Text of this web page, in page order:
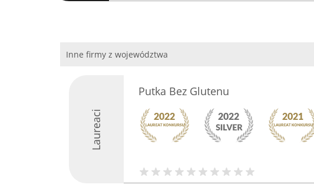
Inne firmy z województwa
Laureaci
Putka Bez Glutenu